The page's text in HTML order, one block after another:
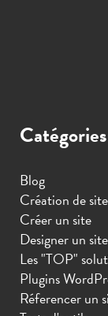
Catégories
Blog
Création de
Créer un site
Designer un site
Les "TOP"
Plugins
Réferencer un